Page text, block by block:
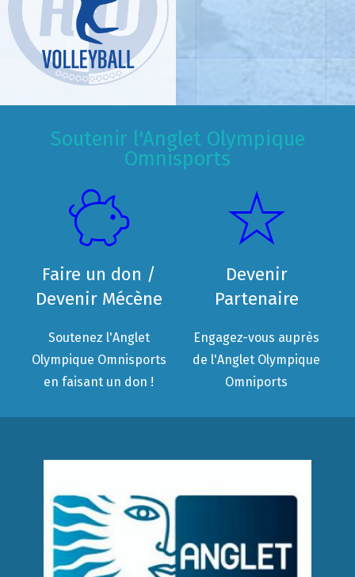
Soutenir l'Anglet Olympique
Omnisports
Faire un don /
Devenir Mécène
Soutenez l'Anglet
Olympique Omnisports
en faisant un don !
Devenir
Partenaire
Engagez-vous auprès
de l'Anglet Olympique
Omniports